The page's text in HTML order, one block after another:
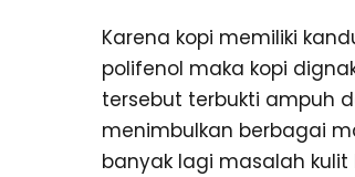
Karena kopi memiliki
polifenol maka kopi
tersebut terbukti ampuh
menimbulkan berbagai
banyak lagi masalah kulit